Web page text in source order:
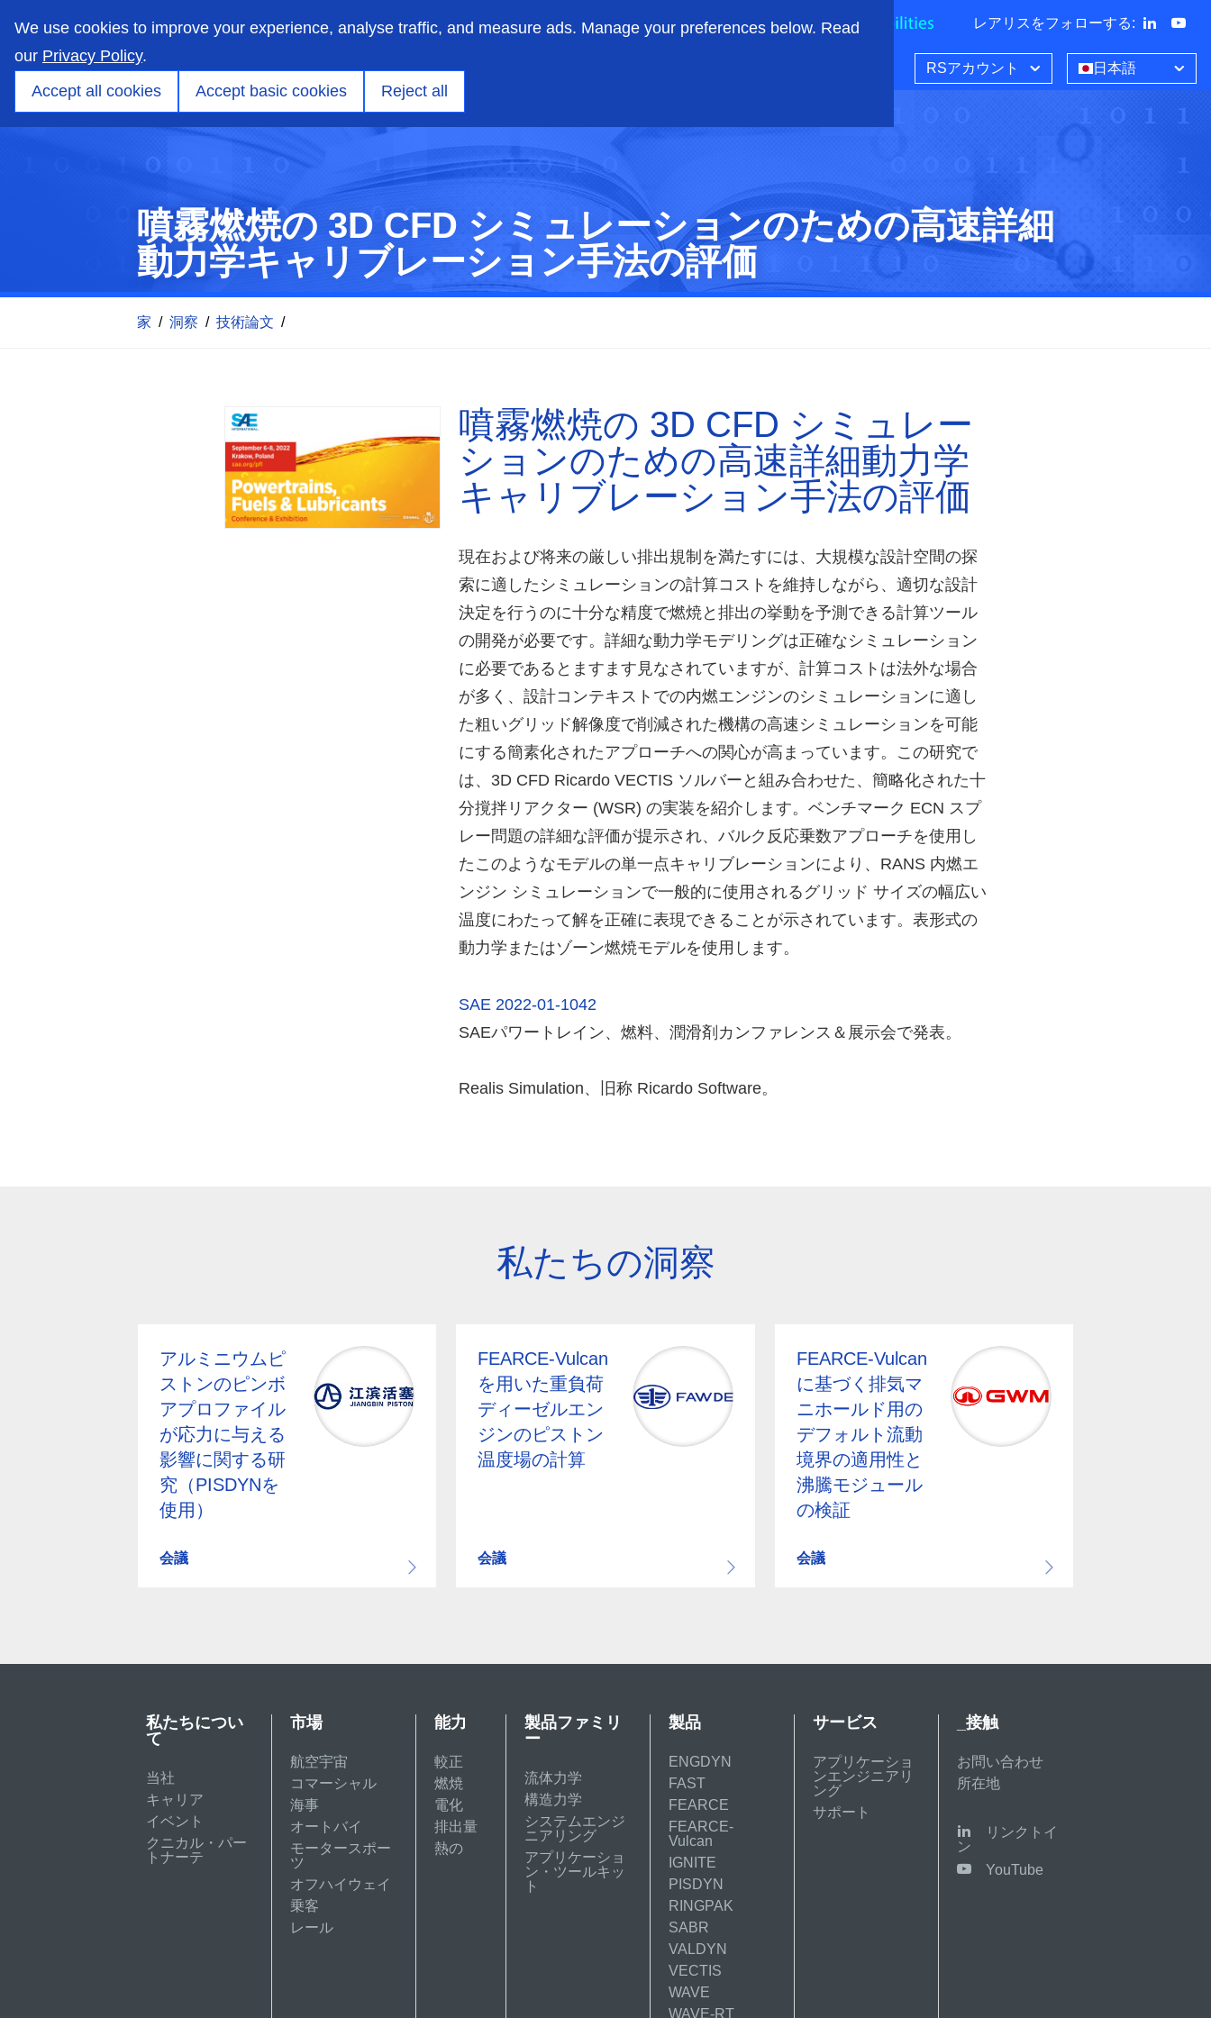
We use cookies to improve your experience, analyse traffic, and measure ads. Manage your preferences below. Read
our Privacy Policy.
Accept all cookies
Accept basic cookies Reject all
main
content
レアリスをフォローする:
市場 能力 製品 アプリケーションエンジニアリング RSアカウント 日本語
噴霧燃焼の 3D CFD シミュレーションのための高速詳細
動力学キャリブレーション手法の評価
家 / 洞察 / 技術論文 /
噴霧燃焼の 3D CFD シミュレー
ションのための高速詳細動力学
キャリブレーション手法の評価
現在および将来の厳しい排出規制を満たすには、大規模な設計空間の探
索に適したシミュレーションの計算コストを維持しながら、適切な設計
決定を行うのに十分な精度で燃焼と排出の挙動を予測できる計算ツール
の開発が必要です。詳細な動力学モデリングは正確なシミュレーション
に必要であるとますます見なされていますが、計算コストは​​法外な場合
が多く、設計コンテキストでの内燃エンジンのシミュレーションに適し
た粗いグリッド解像度で削減された機構の高速シミュレーションを可能
にする簡素化されたアプローチへの関心が高まっています。この研究で
は、3D CFD Ricardo VECTIS ソルバーと組み合わせた、簡略化された十
分撹拌リアクター (WSR) の実装を紹介します。ベンチマーク ECN スプ
レー問題の詳細な評価が提示され、バルク反応乗数アプローチを使用し
たこのようなモデルの単一点キャリブレーションにより、RANS 内燃エ
ンジン シミュレーションで一般的に使用されるグリッド サイズの幅広い
温度にわたって解を正確に表現できることが示されています。表形式の
動力学またはゾーン燃焼モデルを使用します。
SAE 2022-01-1042
SAEパワートレイン、燃料、潤滑剤カンファレンス＆展示会で発表。
Realis Simulation、旧称 Ricardo Software。
私たちの洞察
アルミニウムピ
ストンのピンボ
アプロファイル
が応力に与える
影響に関する研
究（PISDYNを
使用）
会議
FEARCE-Vulcan
を用いた重負荷
ディーゼルエン
ジンのピストン
温度場の計算
会議
FEARCE-Vulcan
に基づく排気マ
ニホールド用の
デフォルト流動
境界の適用性と
沸騰モジュール
の検証
会議
私たちについ
て
当社
キャリア
イベント
クニカル・パー
トナーテ
市場
航空宇宙
コマーシャル
海事
オートバイ
モータースポー
ツ
オフハイウェイ
乗客
レール
能力
較正
燃焼
電化
排出量
熱の
製品ファミリ
ー
流体力学
構造力学
システムエンジ
ニアリング
アプリケーショ
ン・ツールキッ
ト
製品
ENGDYN
FAST
FEARCE
FEARCE-
Vulcan
IGNITE
PISDYN
RINGPAK
SABR
VALDYN
VECTIS
WAVE
WAVE-RT
サービス
アプリケーショ
ンエンジニアリ
ング
サポート
_接触
お問い合わせ
所在地
リンクトイ
ン
YouTube